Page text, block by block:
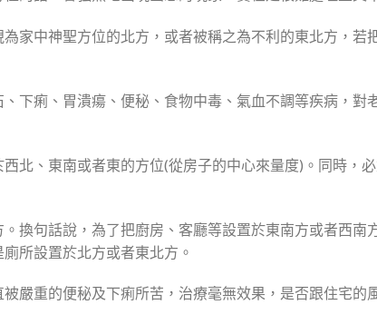
家中神聖方位的北方，或者被稱之為不利的東北方，若
下痢、胃潰瘍、便秘、食物中毒、氣血不調等疾病，對
北、東南或者東的方位(從房子的中心來量度)。同時，
換句話說，為了把廚房、客廳等設置於東南方或者西南
所設置於北方或者東北方。
嚴重的便秘及下痢所苦，治療毫無效果，是否跟住宅的風